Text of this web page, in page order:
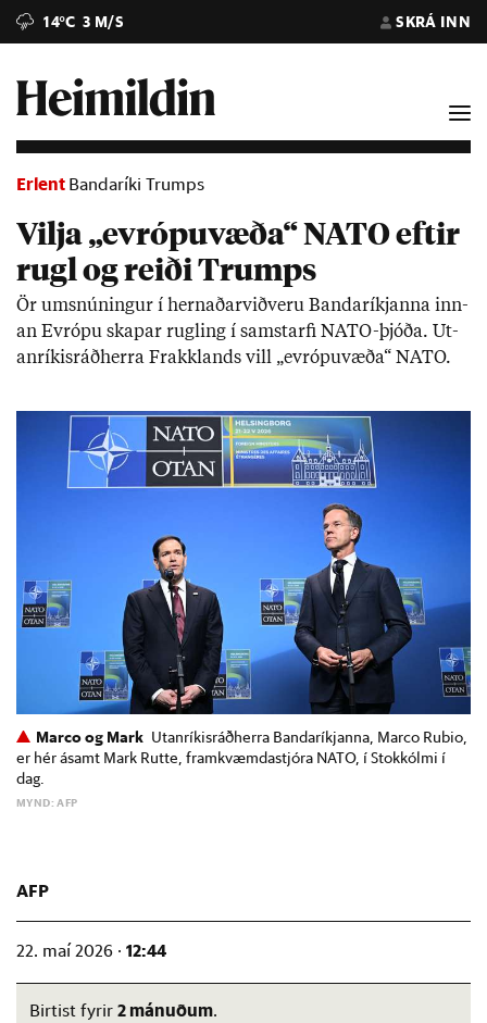
14°C 3 M/S SKRÁ INN
Erlent Bandaríki Trumps
Vilja „evrópuvæða“ NATO eftir
rugl og reiði Trumps
Ör um­snún­ing­ur í hern­að­ar­við­veru Banda­ríkj­anna inn­
an Evr­ópu skap­ar rugl­ing í sam­starfi NATO-þjóða. Ut­
an­rík­is­ráð­herra Frakk­lands vill „evr­ópu­væða“ NATO.
Marco og Mark Utanríkisráðherra Bandaríkjanna, Marco Rubio,
er hér ásamt Mark Rutte, framkvæmdastjóra NATO, í Stokkólmi í
dag.
MYND: AFP
AFP
22. maí 2026 · 12:44
Birtist fyrir 2 mánuðum.